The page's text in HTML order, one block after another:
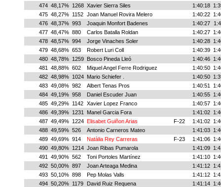
474 48,17% 1268 Xavier Sierra Siles 1:40:18
475 48,27% 1152 Joan Manuel Rovira Melero 1:40:22
476 48,37% 993 Joaquin Monfort Badenes 1:40:27
477 48,47% 880 Carlos Batalla Roldan 1:40:27
478 48,57% 994 Jorge Vinaches Soler 1:40:28
479 48,68% 653 Robert Luri Coll 1:40:39
480 48,78% 1259 Bosco Pineda Lleó 1:40:46
481
48,88% 602 Miquel Angel Ferre Rodriguez 1:40:50
482 48,98% 1024 Mario Schiefer . 1:40:50
483 49,08% 982 Albert Tenas Pros 1:40:51
484 49,19% 958 Daniel Escuder Juan 1:40:55
485 49,29% 1142 Xavier Lopez Franco 1:40:57
486 49,39% 1231 Manel Garcia Fora 1:41:02
487 49,49% 1224 Elisabet Guiñon Arias F-22 1:41:02
488 49,59% 526 Antonio Carneros Mateo 1:41:03
489 49,69% 914 Natàlia Rey Carreras F-23 1:41:06
490 49,80% 1214 Joan Ribas Pumarola 1:41:09
491
49,90% 562 Toni Portoles Martínez 1:41:10
492 50,00% 897 Joan Arteaga Medina 1:41:12
493 50,10% 898 Pep Molas Valls 1:41:12
494 50,20% 1179 David Ruiz Requena 1:41:14